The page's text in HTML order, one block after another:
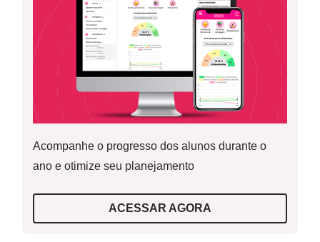
Acompanhe o progresso dos alunos durante o
ano e otimize seu planejamento
ACESSAR AGORA